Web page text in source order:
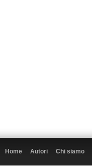
Home Autori Chi siamo